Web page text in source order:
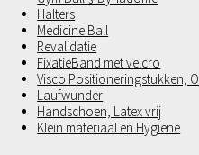
Halters
Medicine Ball
Revalidatie
FixatieBand met velcro
Visco Positioneringstukken,
Laufwunder
Handschoen, Latex vrij
Klein materiaal en Hygiëne